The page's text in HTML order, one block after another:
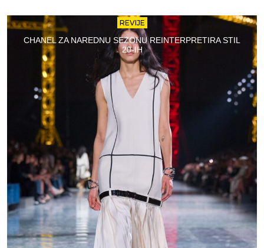
REVIJE
CHANEL ZA NAREDNU SEZONU REINTERPRETIRA STIL
20-IH